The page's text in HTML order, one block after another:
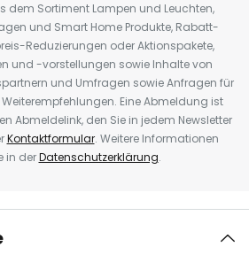
dem Sortiment Lampen und Leuchten,
und Smart Home Produkte, Rabatt-
Reduzierungen oder Aktionspakete,
und -vorstellungen sowie Inhalte von
und Umfragen sowie Anfragen für
Eine Abmeldung ist
Abmeldelink, den Sie in jedem Newsletter
Kontaktformular. Weitere Informationen
in derDatenschutzerklärung.